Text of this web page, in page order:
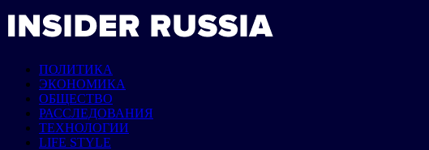
ПОЛИТИКА
ЭКОНОМИКА
ОБЩЕСТВО
РАССЛЕДОВАНИЯ
ТЕХНОЛОГИИ
LIFE STYLE